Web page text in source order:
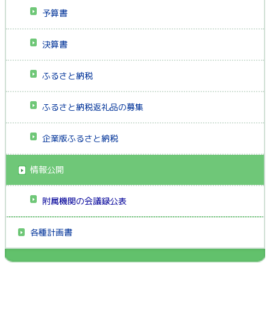
予算書
決算書
ふるさと納税
ふるさと納税返礼品の募集
企業版ふるさと納税
情報公開
附属機関の会議録公表
各種計画書